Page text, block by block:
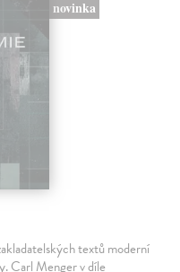
novinka
textů moderní
Carl Menger v díle